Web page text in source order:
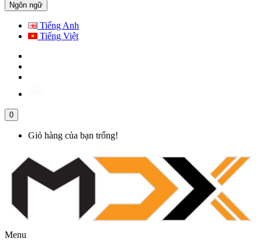
Ngôn ngữ
Tiếng Anh
Tiếng Việt
0
Giỏ hàng của bạn trống!
Menu